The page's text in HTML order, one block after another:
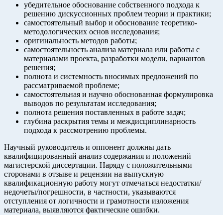
убедительное обоснование собственного подхода к
решению дискуссионных проблем теории и практики;
самостоятельный выбор и обоснование теоретико-
методологических основ исследования;
оригинальность методов работы;
самостоятельность анализа материала или работы с
материалами проекта, разработки модели, вариантов
решения;
полнота и системность вносимых предложений по
рассматриваемой проблеме;
самостоятельная и научно обоснованная формулировка
выводов по результатам исследования;
полнота решения поставленных в работе задач;
глубина раскрытия темы и междисциплинарность
подхода к рассмотрению проблемы.
Научный руководитель и оппонент должны дать
квалифицированный анализ содержания и положений
магистерской диссертации. Наряду с положительными
сторонами в отзыве и рецензии на выпускную
квалификационную работу могут отмечаться недостатки/
недочеты/погрешности, в частности, указываются
отступления от логичности и грамотности изложения
материала, выявляются фактические ошибки.